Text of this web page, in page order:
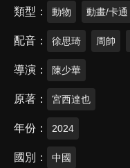
類型 動物 動畫/卡通
配音 徐思琦 周帥
導演 陳少華
原著 宮西達也
年份 2024
國別 中國